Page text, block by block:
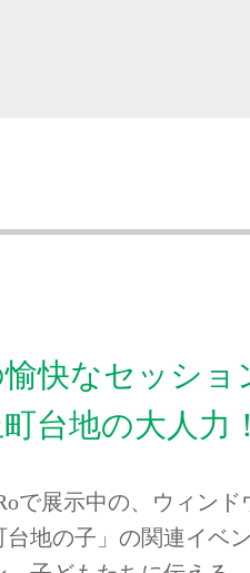
快なセッショ
台地の大人力
で展示中の、ウィン
台地の子」の関連イベ